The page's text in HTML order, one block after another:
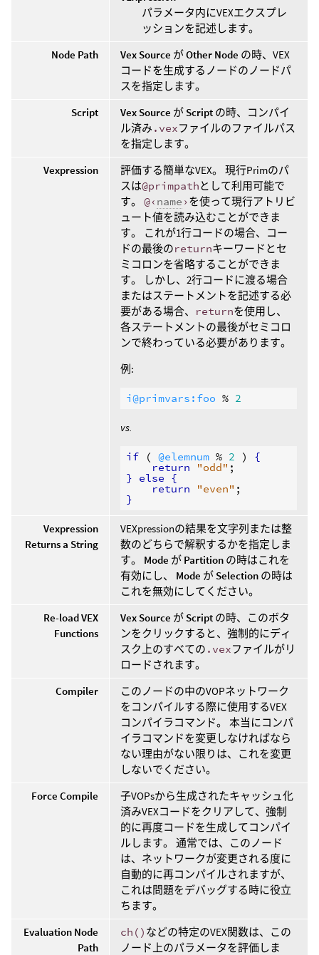
パラメータ内にVEXエクスプレ
ッションを記述します。
Node Path
Vex Source がOther Node の時、VEX
コードを生成するノードのノードパ
スを指定します。
Script
Vex Source が Script の時、コンパイ
ル済み .vexファイルのファイルパス
を指定します。
Vexpression
評価する簡単なVEX。 現行Primのパ
スは@primpathとして利用可能で
す。 @‹ name › を使って現行アトリビ
ュート値を読み込むことができま
す。 これが1行コードの場合、コー
ドの最後のreturnキーワードとセ
ミコロンを省略することができま
す。 しかし、2行コードに渡る場合
またはステートメントを記述する必
要がある場合、
returnを使用し、
各ステートメントの最後がセミコロ
ンで終わっている必要があります。
例:
i@primvars:foo % 2
vs.
if ( @elemnum % 2 ) {
return "odd"
} else {
return "even"
}
Vexpression
Returns a String
VEXpressionの結果を文字列または整
数のどちらで解釈するかを指定しま
す。 Mode が Partition の時はこれを
有効にし、 Mode が Selection の時は
これを無効にしてください。
Re-load VEX
Functions
Vex Source が Script の時、このボタ
ンをクリックすると、強制的にディ
スク上のすべての .vexファイルがリ
ロードされます。
Compiler
このノードの中のVOPネットワーク
をコンパイルする際に使用するVEX
コンパイラコマンド。 本当にコンパ
イラコマンドを変更しなければなら
ない理由がない限りは、これを変更
しないでください。
Force Compile
子VOPsから生成されたキャッシュ化
済みVEXコードをクリアして、強制
的に再度コードを生成してコンパイ
ルします。 通常では、このノード
は、ネットワークが変更される度に
自動的に再コンパイルされますが、
これは問題をデバッグする時に役立
ちます。
Evaluation Node
Path
ch() などの特定のVEX関数は、この
ノード上のパラメータを評価しま